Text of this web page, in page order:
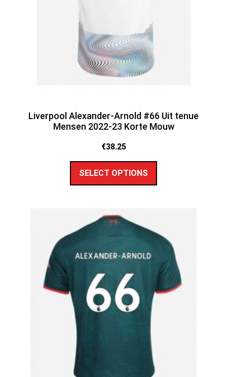
Liverpool Alexander-Arnold #66 Uit tenue
Mensen 2022-23 Korte Mouw
€38.25
SELECT OPTIONS